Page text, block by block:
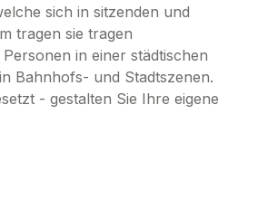
sich in sitzenden und
tragen sie tragen
in einer städtischen
Bahnhofs- und Stadtszenen.
- gestalten Sie Ihre eigene